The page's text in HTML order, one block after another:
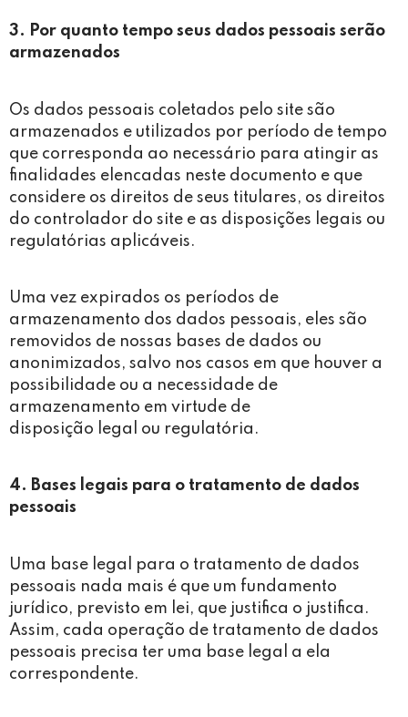
3. Por quanto tempo seus dados pessoais serão
armazenados
Os dados pessoais coletados pelo site são
armazenados e utilizados por período de tempo
que corresponda ao necessário para atingir as
finalidades elencadas neste documento e que
considere os direitos de seus titulares, os direitos
do controlador do site e as disposições legais ou
regulatórias aplicáveis.
Uma vez expirados os períodos de
armazenamento dos dados pessoais, eles são
removidos de nossas bases de dados ou
anonimizados, salvo nos casos em que houver a
possibilidade ou a necessidade de
armazenamento em virtude de
disposição legal ou regulatória.
4. Bases legais para o tratamento de dados
pessoais
Uma base legal para o tratamento de dados
pessoais nada mais é que um fundamento
jurídico, previsto em lei, que justifica o justifica.
Assim, cada operação de tratamento de dados
pessoais precisa ter uma base legal a ela
correspondente.